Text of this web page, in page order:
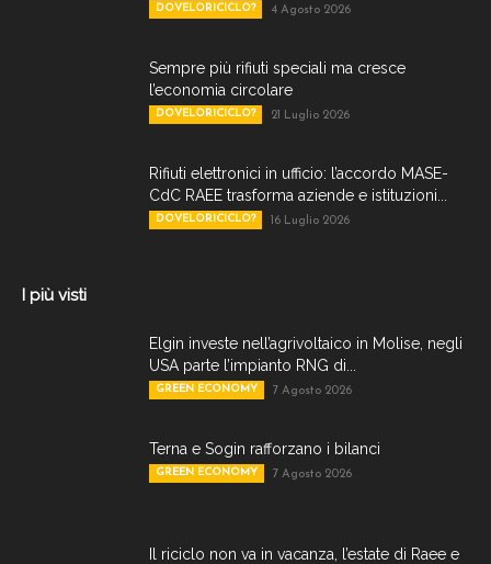
DOVELORICICLO? 4 Agosto 2026
Sempre più rifiuti speciali ma cresce
l’economia circolare
DOVELORICICLO? 21 Luglio 2026
Rifiuti elettronici in ufficio: l’accordo MASE-
CdC RAEE trasforma aziende e istituzioni...
DOVELORICICLO? 16 Luglio 2026
I più visti
Elgin investe nell’agrivoltaico in Molise, negli
USA parte l’impianto RNG di...
GREEN ECONOMY 7 Agosto 2026
Terna e Sogin rafforzano i bilanci
GREEN ECONOMY 7 Agosto 2026
Il riciclo non va in vacanza, l’estate di Raee e